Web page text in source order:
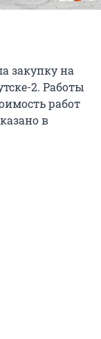
закупку на
2. Работы
работ
в